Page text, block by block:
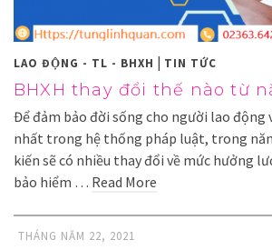
LAO ĐỘNG - TL - BHXH | TIN TỨC
BHXH thay đổi thế nào từ
Để đảm bảo đời sống cho người lao
nhất trong hệ thống pháp luật, trong
kiến sẽ có nhiều thay đổi về mức hưởng
bảo hiểm … Read More
THÁNG NĂM 22, 2021